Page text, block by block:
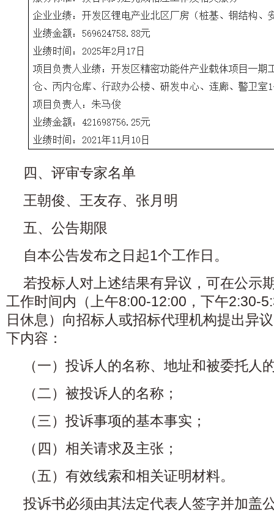
四、评审专家名单
王朝俊、王友存、张月明
五、公告期限
自本公告发布之日起1个工作日。
若投标人对上述结果有异议，可在公示
工作时间内（上午8:00-12:00，下午2:30-
日休息）向招标人或招标代理机构提出异
下内容：
（一）投诉人的名称、地址和被委托人
（二）被投诉人的名称；
（三）投诉事项的基本事实；
（四）相关请求及主张；
（五）有效线索和相关证明材料。
投诉书必须由其法定代表人签字并加盖